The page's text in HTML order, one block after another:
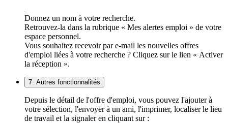
Donnez un nom à votre recherche.
Retrouvez-la dans la rubrique « Mes alertes emploi » de votre
espace personnel.
Vous souhaitez recevoir par e-mail les nouvelles offres
d'emploi liées à votre recherche ? Cliquez sur le lien « Activer
la réception ».
7. Autres fonctionnalités
Depuis le détail de l'offre d'emploi, vous pouvez l'ajouter à
votre sélection, l'envoyer à un ami, l'imprimer, localiser le lieu
de travail et la signaler en cliquant sur :